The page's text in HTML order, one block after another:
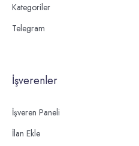
Kategoriler
Telegram
İşverenler
İşveren Paneli
İlan Ekle